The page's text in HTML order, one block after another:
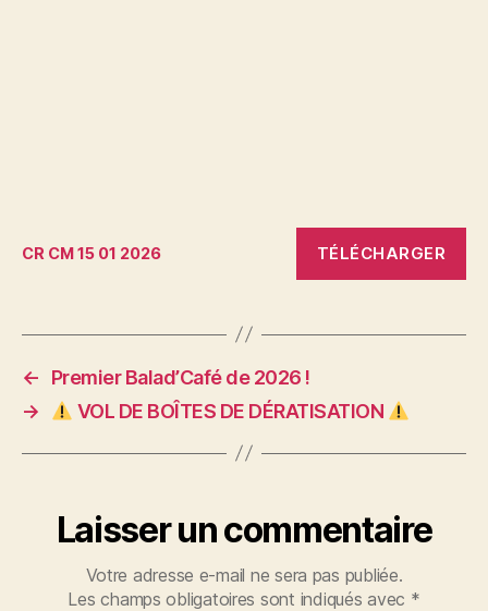
CR CM 15 01 2026 TÉLÉCHARGER
←
Premier Balad’Café de 2026 !
→
VOL DE BOÎTES DE DÉRATISATION
Laisser un commentaire
Votre adresse e-mail ne sera pas publiée.
Les champs obligatoires sont indiqués avec *